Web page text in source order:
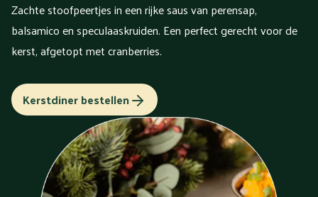
Zachte stoofpeertjes in een rijke saus van perensap,
balsamico en speculaaskruiden. Een perfect gerecht voor de
kerst, afgetopt met cranberries.
Kerstdiner bestellen